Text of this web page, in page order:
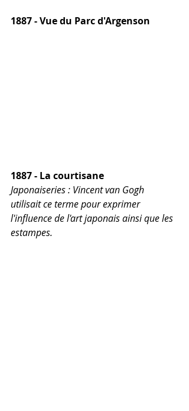
1887 - Vue du Parc d'Argenson
1887 - La courtisane
Japonaiseries : Vincent van Gogh
utilisait ce terme pour exprimer
l'influence de l'art japonais ainsi que les
estampes.